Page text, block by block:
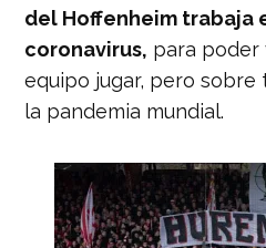
del Hoffenheim trabaja
coronavirus, para poder
equipo jugar, pero sobre
la pandemia mundial.